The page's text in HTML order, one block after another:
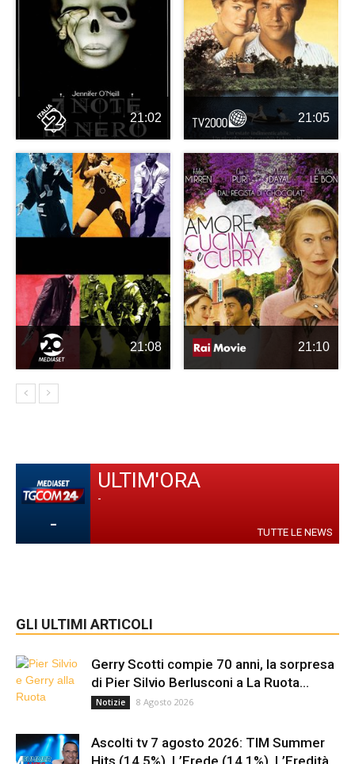
21:02 21:05
21:08 21:10
-
ULTIM'ORA
-
TUTTE LE NEWS
GLI ULTIMI ARTICOLI
Gerry Scotti compie 70 anni, la sorpresa
di Pier Silvio Berlusconi a La Ruota...
Notizie 8 Agosto 2026
Ascolti tv 7 agosto 2026: TIM Summer